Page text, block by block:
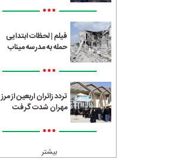
•••
فیلم | لحظات ابتدایی
حمله به مدرسه میناب
•••
تردد زائران اربعین از مرز
مهران شدت گرفت
•••
بیشتر